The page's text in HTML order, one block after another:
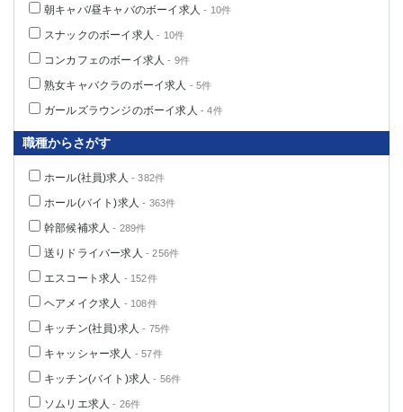
朝キャバ/昼キャバのボーイ求人 - 10件
スナックのボーイ求人 - 10件
コンカフェのボーイ求人 - 9件
熟女キャバクラのボーイ求人 - 5件
ガールズラウンジのボーイ求人 - 4件
職種からさがす
ホール(社員)求人 - 382件
ホール(バイト)求人 - 363件
幹部候補求人 - 289件
送りドライバー求人 - 256件
エスコート求人 - 152件
ヘアメイク求人 - 108件
キッチン(社員)求人 - 75件
キャッシャー求人 - 57件
キッチン(バイト)求人 - 56件
ソムリエ求人 - 26件
該当求人 0 件 選択した内容で設定